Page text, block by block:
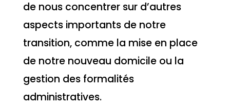
de nous concentrer sur d’autres
aspects importants de notre
transition, comme la mise en place
de notre nouveau domicile ou la
gestion des formalités
administratives.